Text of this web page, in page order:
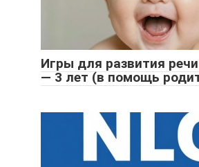
Игры для развития
— 3 лет (в помощь